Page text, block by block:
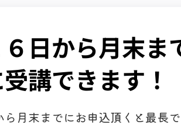
日から月末ま
講できます！
ら月末までにお申込頂くと最長